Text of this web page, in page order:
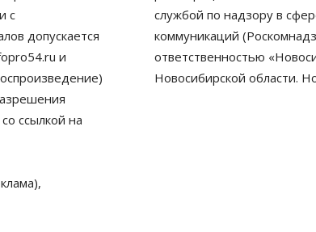
с
допускается
и
ссылкой на
службой по надзору в
коммуникаций
ответственностью
Новосибирской области.